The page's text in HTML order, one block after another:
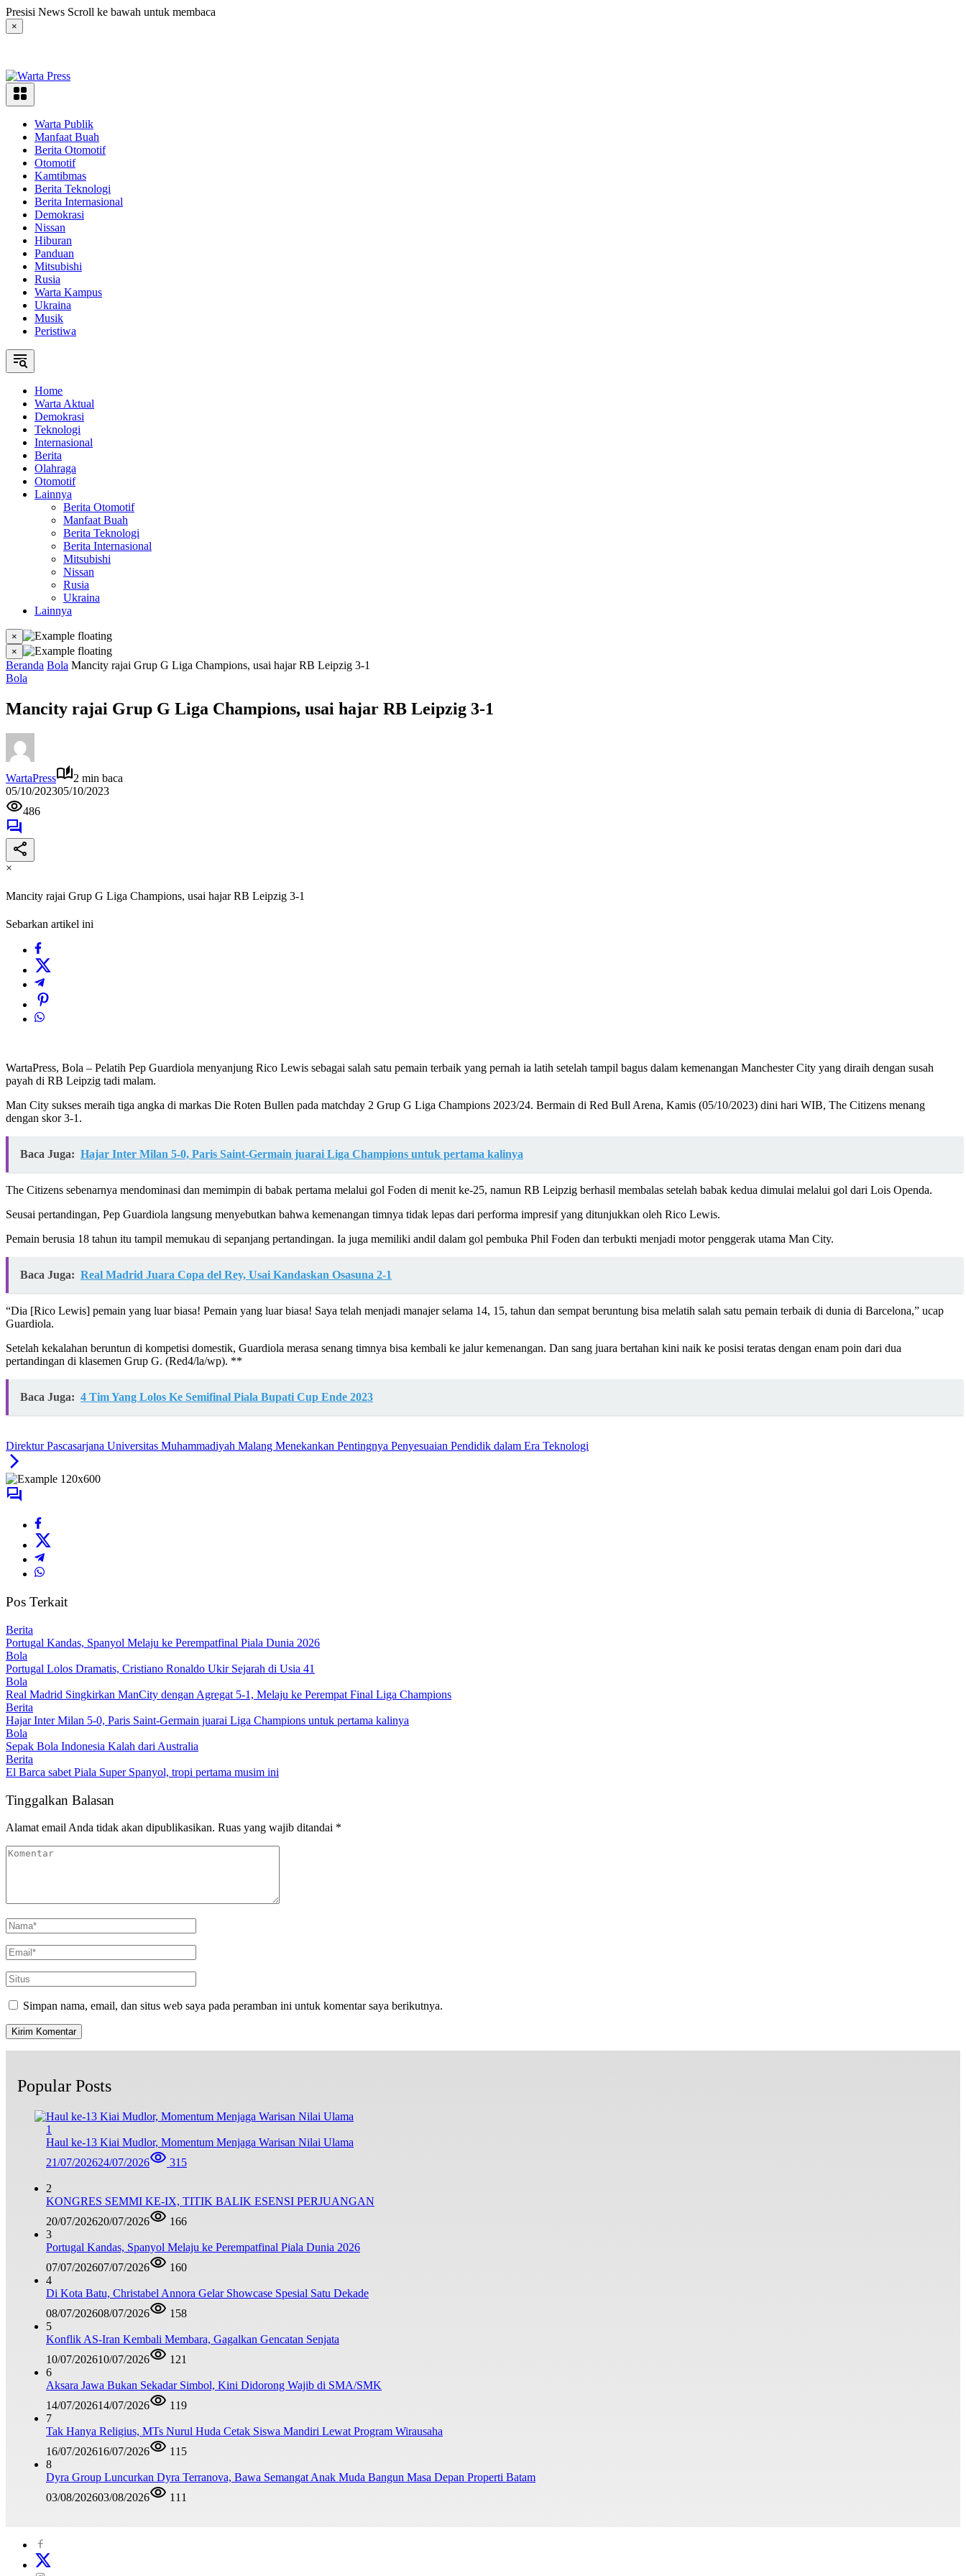
Langsung
ke
konten
Presisi News Scroll ke bawah untuk membaca
×
Warta Publik
Manfaat Buah
Berita Otomotif
Otomotif
Kamtibmas
Berita Teknologi
Berita Internasional
Demokrasi
Nissan
Hiburan
Panduan
Mitsubishi
Rusia
Warta Kampus
Ukraina
Musik
Peristiwa
Home
Warta Aktual
Demokrasi
Teknologi
Internasional
Berita
Olahraga
Otomotif
Lainnya
Berita Otomotif
Manfaat Buah
Berita Teknologi
Berita Internasional
Mitsubishi
Nissan
Rusia
Ukraina
Lainnya
×
×
Beranda Bola Mancity rajai Grup G Liga Champions, usai hajar RB Leipzig 3-1
Bola
Mancity rajai Grup G Liga Champions, usai hajar RB Leipzig 3-1
WartaPress
2 min baca
05/10/202305/10/2023
486
×
Mancity rajai Grup G Liga Champions, usai hajar RB Leipzig 3-1
Sebarkan artikel ini
WartaPress, Bola – Pelatih Pep Guardiola menyanjung Rico Lewis sebagai salah satu pemain terbaik yang pernah ia latih setelah tampil bagus dalam kemenangan Manchester City yang diraih dengan susah
payah di RB Leipzig tadi malam.
Man City sukses meraih tiga angka di markas Die Roten Bullen pada matchday 2 Grup G Liga Champions 2023/24. Bermain di Red Bull Arena, Kamis (05/10/2023) dini hari WIB, The Citizens menang
dengan skor 3-1.
Baca Juga: Hajar Inter Milan 5-0, Paris Saint-Germain juarai Liga Champions untuk pertama kalinya
The Citizens sebenarnya mendominasi dan memimpin di babak pertama melalui gol Foden di menit ke-25, namun RB Leipzig berhasil membalas setelah babak kedua dimulai melalui gol dari Lois Openda.
Seusai pertandingan, Pep Guardiola langsung menyebutkan bahwa kemenangan timnya tidak lepas dari performa impresif yang ditunjukkan oleh Rico Lewis.
Pemain berusia 18 tahun itu tampil memukau di sepanjang pertandingan. Ia juga memiliki andil dalam gol pembuka Phil Foden dan terbukti menjadi motor penggerak utama Man City.
Baca Juga: Real Madrid Juara Copa del Rey, Usai Kandaskan Osasuna 2-1
“Dia [Rico Lewis] pemain yang luar biasa! Pemain yang luar biasa! Saya telah menjadi manajer selama 14, 15, tahun dan sempat beruntung bisa melatih salah satu pemain terbaik di dunia di Barcelona,” ucap
Guardiola.
Setelah kekalahan beruntun di kompetisi domestik, Guardiola merasa senang timnya bisa kembali ke jalur kemenangan. Dan sang juara bertahan kini naik ke posisi teratas dengan enam poin dari dua
pertandingan di klasemen Grup G. (Red4/la/wp). **
Baca Juga: 4 Tim Yang Lolos Ke Semifinal Piala Bupati Cup Ende 2023
Direktur Pascasarjana Universitas Muhammadiyah Malang Menekankan Pentingnya Penyesuaian Pendidik dalam Era Teknologi
Pos Terkait
Berita
Portugal Kandas, Spanyol Melaju ke Perempatfinal Piala Dunia 2026
Bola
Portugal Lolos Dramatis, Cristiano Ronaldo Ukir Sejarah di Usia 41
Bola
Real Madrid Singkirkan ManCity dengan Agregat 5-1, Melaju ke Perempat Final Liga Champions
Berita
Hajar Inter Milan 5-0, Paris Saint-Germain juarai Liga Champions untuk pertama kalinya
Bola
Sepak Bola Indonesia Kalah dari Australia
Berita
El Barca sabet Piala Super Spanyol, tropi pertama musim ini
Tinggalkan Balasan
Alamat email Anda tidak akan dipublikasikan. Ruas yang wajib ditandai *
Simpan nama, email, dan situs web saya pada peramban ini untuk komentar saya berikutnya.
Popular Posts
1
Haul ke-13 Kiai Mudlor, Momentum Menjaga Warisan Nilai Ulama
21/07/202624/07/2026 315
2
KONGRES SEMMI KE-IX, TITIK BALIK ESENSI PERJUANGAN
20/07/202620/07/2026
166
3
Portugal Kandas, Spanyol Melaju ke Perempatfinal Piala Dunia 2026
07/07/202607/07/2026
160
4
Di Kota Batu, Christabel Annora Gelar Showcase Spesial Satu Dekade
08/07/202608/07/2026
158
5
Konflik AS-Iran Kembali Membara, Gagalkan Gencatan Senjata
10/07/202610/07/2026
121
6
Aksara Jawa Bukan Sekadar Simbol, Kini Didorong Wajib di SMA/SMK
14/07/202614/07/2026
119
7
Tak Hanya Religius, MTs Nurul Huda Cetak Siswa Mandiri Lewat Program Wirausaha
16/07/202616/07/2026
115
8
Dyra Group Luncurkan Dyra Terranova, Bawa Semangat Anak Muda Bangun Masa Depan Properti Batam
03/08/202603/08/2026 111